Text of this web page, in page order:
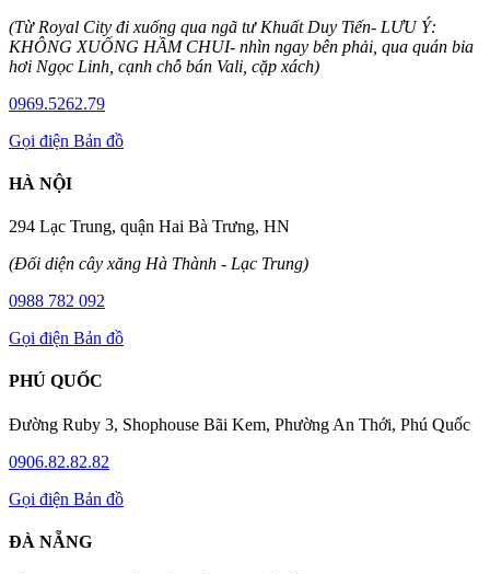
(Từ Royal City đi xuống qua ngã tư Khuất Duy Tiến- LƯU Ý:
KHÔNG XUỐNG HẦM CHUI- nhìn ngay bên phải, qua quán bia
hơi Ngọc Linh, cạnh chỗ bán Vali, cặp xách)
0969.5262.79
Gọi điện Bản đồ
HÀ NỘI
294 Lạc Trung, quận Hai Bà Trưng, HN
(Đối diện cây xăng Hà Thành - Lạc Trung)
0988 782 092
Gọi điện Bản đồ
PHÚ QUỐC
Đường Ruby 3, Shophouse Bãi Kem, Phường An Thới, Phú Quốc
0906.82.82.82
Gọi điện Bản đồ
ĐÀ NẴNG